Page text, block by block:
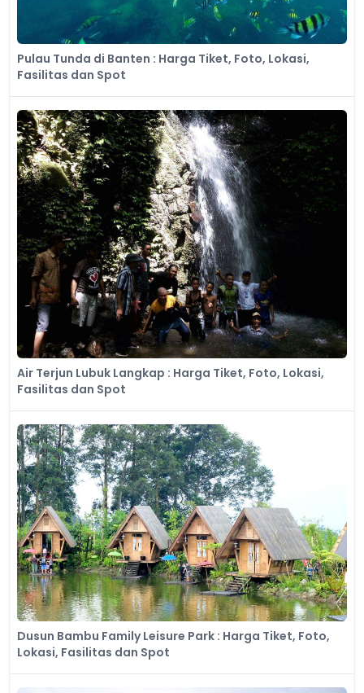
Pulau Tunda di Banten : Harga Tiket, Foto, Lokasi,
Fasilitas dan Spot
Air Terjun Lubuk Langkap : Harga Tiket, Foto, Lokasi,
Fasilitas dan Spot
Dusun Bambu Family Leisure Park : Harga Tiket, Foto,
Lokasi, Fasilitas dan Spot